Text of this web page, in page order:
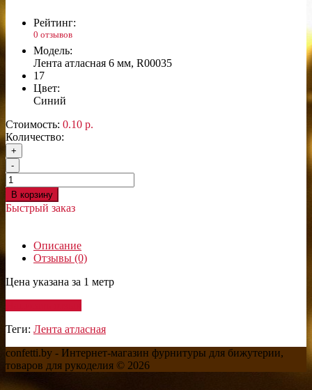
Рейтинг:
0 отзывов
Модель:
Лента атласная 6 мм, R00035
17
Цвет:
Синий
Стоимость: 0.10 р.
Количество:
+
-
В корзину
Быстрый заказ
Описание
Отзывы (0)
Цена указана за 1 метр
Теги: Лента атласная
confetti.by - Интернет-магазин фурнитуры для бижутерии,
товаров для рукоделия © 2026